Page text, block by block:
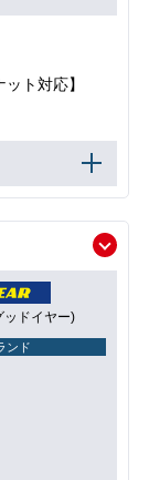
ト対応】
ッドイヤー)
ンド